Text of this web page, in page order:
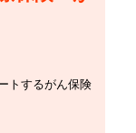
トするがん保険